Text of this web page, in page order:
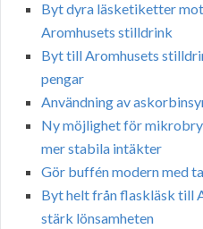
Byt dyra läsketiketter
Aromhusets stilldrink
Byt till Aromhusets
pengar
Användning av
Ny möjlighet för
mer stabila intäkter
Gör buffén modern med
Byt helt från flaskläsk till
stärk lönsamheten